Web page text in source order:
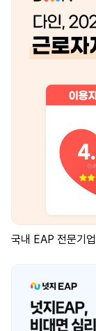
국내 EAP 전문기